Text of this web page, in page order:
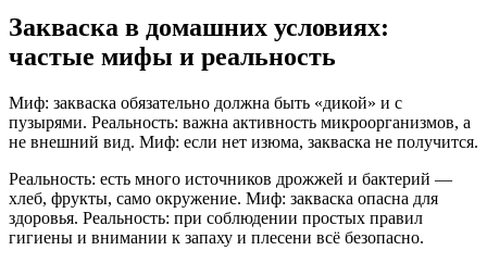
Закваска в домашних условиях:
частые мифы и реальность
Миф: закваска обязательно должна быть «дикой» и с
пузырями. Реальность: важна активность микроорганизмов, а
не внешний вид. Миф: если нет изюма, закваска не получится.
Реальность: есть много источников дрожжей и бактерий —
хлеб, фрукты, само окружение. Миф: закваска опасна для
здоровья. Реальность: при соблюдении простых правил
гигиены и внимании к запаху и плесени всё безопасно.